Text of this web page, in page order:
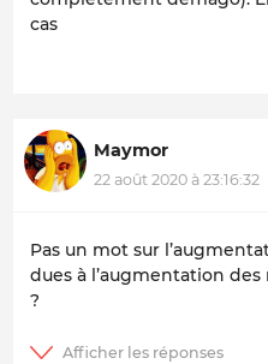
cas
Maymor
22 août 2020 à 23:16:32
Pas un mot sur
dues à l’augmentation
?